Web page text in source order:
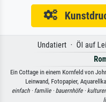
Undatiert · Öl auf
Ein Cottage in einem Kornfeld von
Leinwand, Fotopapier,
einfach · familie · bauernhöfe ·